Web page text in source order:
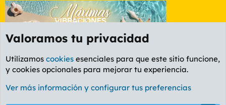
Foro Política
Cookies
PL OLDSTYLE AMARILLO
Valoramos tu privacidad
Utilizamos cookies esenciales para que este sitio funcione,
y cookies opcionales para mejorar tu experiencia.
Ver más información y configurar tus preferencias